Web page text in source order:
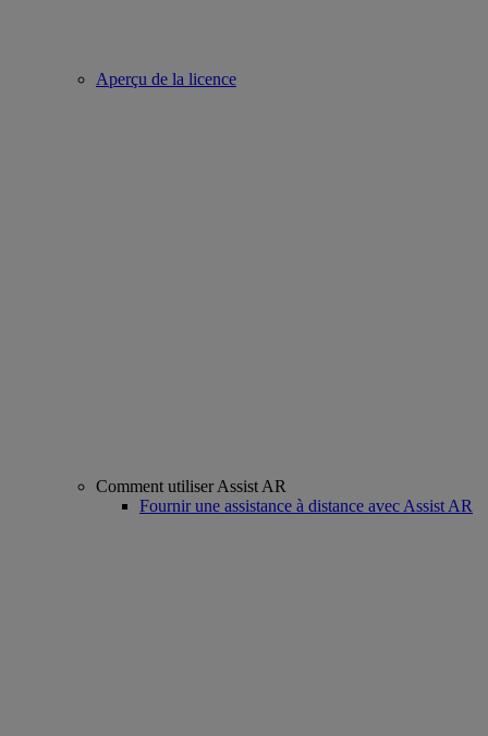
Aperçu de la licence
Comment utiliser Assist AR
Fournir une assistance à distance avec Assist AR